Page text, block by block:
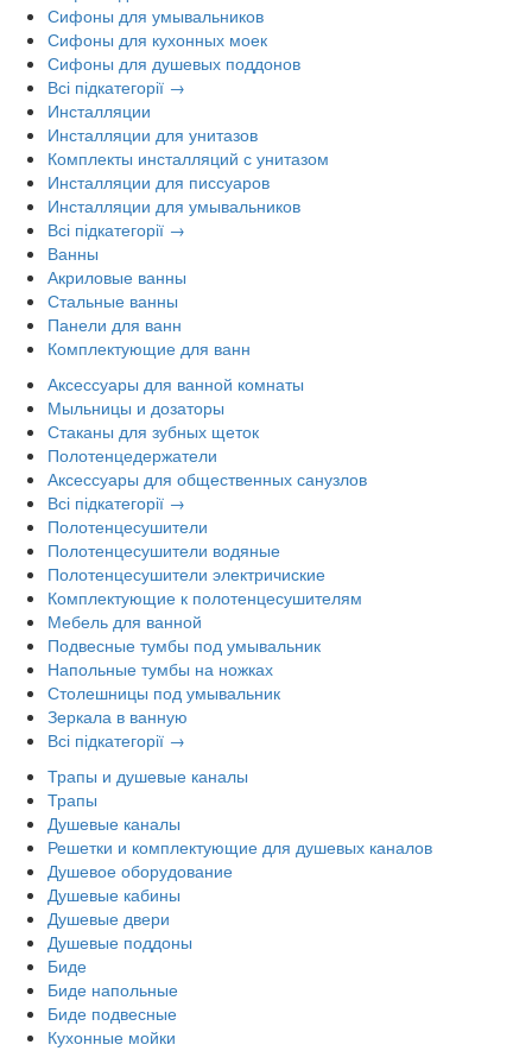
Сифоны для умывальников
Сифоны для кухонных моек
Сифоны для душевых поддонов
Всі підкатегорії →
Инсталляции
Инсталляции для унитазов
Комплекты инсталляций с унитазом
Инсталляции для писсуаров
Инсталляции для умывальников
Всі підкатегорії →
Ванны
Акриловые ванны
Стальные ванны
Панели для ванн
Комплектующие для ванн
Аксессуары для ванной комнаты
Мыльницы и дозаторы
Стаканы для зубных щеток
Полотенцедержатели
Аксессуары для общественных санузлов
Всі підкатегорії →
Полотенцесушители
Полотенцесушители водяные
Полотенцесушители электричиские
Комплектующие к полотенцесушителям
Мебель для ванной
Подвесные тумбы под умывальник
Напольные тумбы на ножках
Столешницы под умывальник
Зеркала в ванную
Всі підкатегорії →
Трапы и душевые каналы
Трапы
Душевые каналы
Решетки и комплектующие для душевых каналов
Душевое оборудование
Душевые кабины
Душевые двери
Душевые поддоны
Биде
Биде напольные
Биде подвесные
Кухонные мойки